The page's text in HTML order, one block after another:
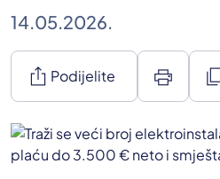
14.05.2026.
ios_share Podijelite print